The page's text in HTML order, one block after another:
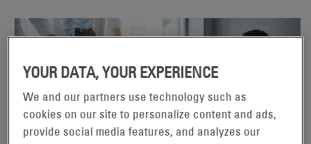
SOLUTIONS PERSONNALISÉES
PROGRAMME DE
DIMENSIONNEMENT DES
YOUR DATA, YOUR EXPERIENCE
We and our partners use technology such as
cookies on our site to personalize content and ads,
provide social media features, and analyzes our